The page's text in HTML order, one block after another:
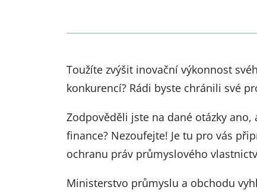
Toužíte zvýšit inovační výkonnost
konkurencí? Rádi byste chránili své
Zodpověděli jste na dané otázky
finance? Nezoufejte! Je tu pro vás
ochranu práv průmyslového
Ministerstvo průmyslu a obchodu